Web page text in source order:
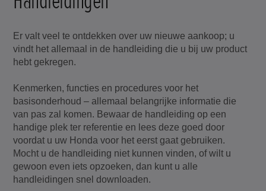
Er valt veel te ontdekken over uw nieuwe aankoop; u
vindt het allemaal in de handleiding die u bij uw product
hebt gekregen.
Kenmerken, functies en procedures voor het
basisonderhoud – allemaal belangrijke informatie die
van pas zal komen. Bewaar de handleiding op een
handige plek ter referentie en lees deze goed door
voordat u uw Honda voor het eerst gaat gebruiken.
Mocht u de handleiding niet kunnen vinden, of wilt u
gewoon even iets opzoeken, dan kunt u alle
handleidingen snel downloaden.